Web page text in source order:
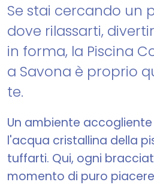
Se stai cercando un
dove rilassarti,
in forma, la Piscina
a Savona è proprio
te.
Un ambiente
l'acqua cristallina della
tuffarti. Qui, ogni
momento di puro